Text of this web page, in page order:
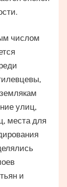
числом
улиц,
места для
и